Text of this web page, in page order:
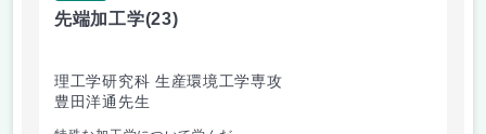
先端加工学(23)
理工学研究科 生産環境工学専攻
豊田洋通先生